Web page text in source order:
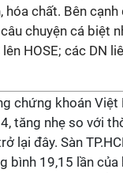
hóa chất. Bên
chuyện cá biệt
HOSE; các DN
chứng khoán Việt
tăng nhẹ so với
lại đây. Sàn
bình 19,15 lần của